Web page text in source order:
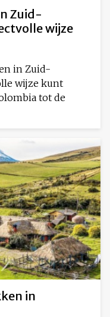
Zuid-
wijze
in Zuid-
wijze kunt
tot de
in